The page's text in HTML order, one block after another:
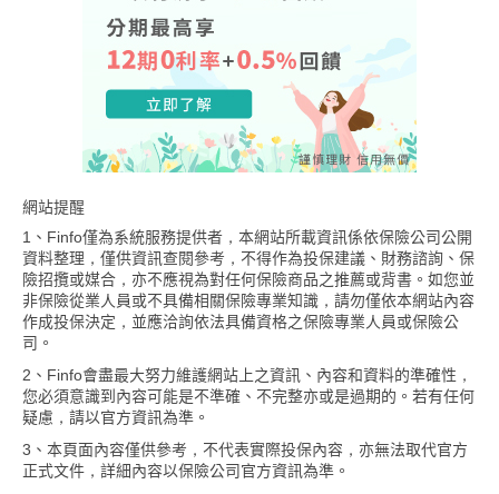
網站提醒
1、Finfo僅為系統服務提供者，本網站所載資訊係依保險公司公開
資料整理，僅供資訊查閱參考，不得作為投保建議、財務諮詢、保
險招攬或媒合，亦不應視為對任何保險商品之推薦或背書。如您並
非保險從業人員或不具備相關保險專業知識，請勿僅依本網站內容
作成投保決定，並應洽詢依法具備資格之保險專業人員或保險公
司。
2、Finfo會盡最大努力維護網站上之資訊、內容和資料的準確性，
您必須意識到內容可能是不準確、不完整亦或是過期的。若有任何
疑慮，請以官方資訊為準。
3、本頁面內容僅供參考，不代表實際投保內容，亦無法取代官方
正式文件，詳細內容以保險公司官方資訊為準。